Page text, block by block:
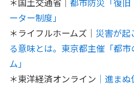
ーター制度」
＊ライフルホームズ｜ 災害が起
る意味とは。東京都主催「都
ム」
＊東洋経済オンライン ｜進ま